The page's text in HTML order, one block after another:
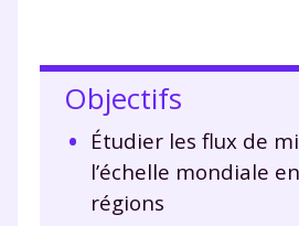
Objectifs
Étudier les flux de
l’échelle mondiale
régions